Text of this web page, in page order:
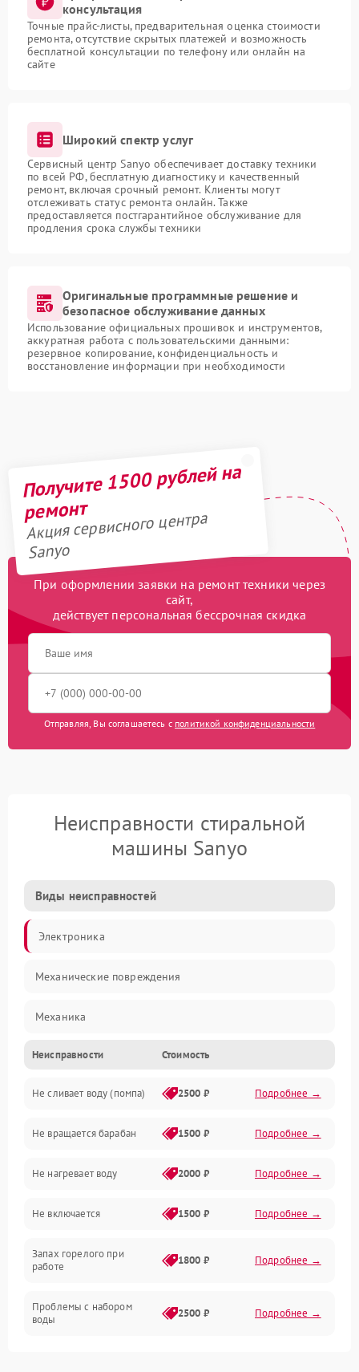
консультация
Точные прайс-листы, предварительная оценка стоимости
ремонта, отсутствие скрытых платежей и возможность
бесплатной консультации по телефону или онлайн на
сайте
Широкий спектр услуг
Сервисный центр Sanyo обеспечивает доставку техники
по всей РФ, бесплатную диагностику и качественный
ремонт, включая срочный ремонт. Клиенты могут
отслеживать статус ремонта онлайн. Также
предоставляется постгарантийное обслуживание для
продления срока службы техники
Оригинальные программные решение и
безопасное обслуживание данных
Использование официальных прошивок и инструментов,
аккуратная работа с пользовательскими данными:
резервное копирование, конфиденциальность и
восстановление информации при необходимости
Получите 1500 рублей на
ремонт
Акция сервисного центра
Sanyo
При оформлении заявки на ремонт техники через
сайт,
действует персональная бессрочная скидка
Отправляя, Вы соглашаетесь с политикой конфиденциальности
Неисправности стиральной
машины Sanyo
Виды неисправностей
Электроника
Механические повреждения
Механика
Электропитание
Водоснабжение
Слив
Программное обеспечение
Неисправности Стоимость
Не сливает воду (помпа) 2500 ₽ Подробнее →
Не вращается барабан 1500 ₽ Подробнее →
Не нагревает воду 2000 ₽ Подробнее →
Не включается 1500 ₽ Подробнее →
Запах горелого при
работе
1800 ₽ Подробнее →
Проблемы с набором
воды
2500 ₽ Подробнее →